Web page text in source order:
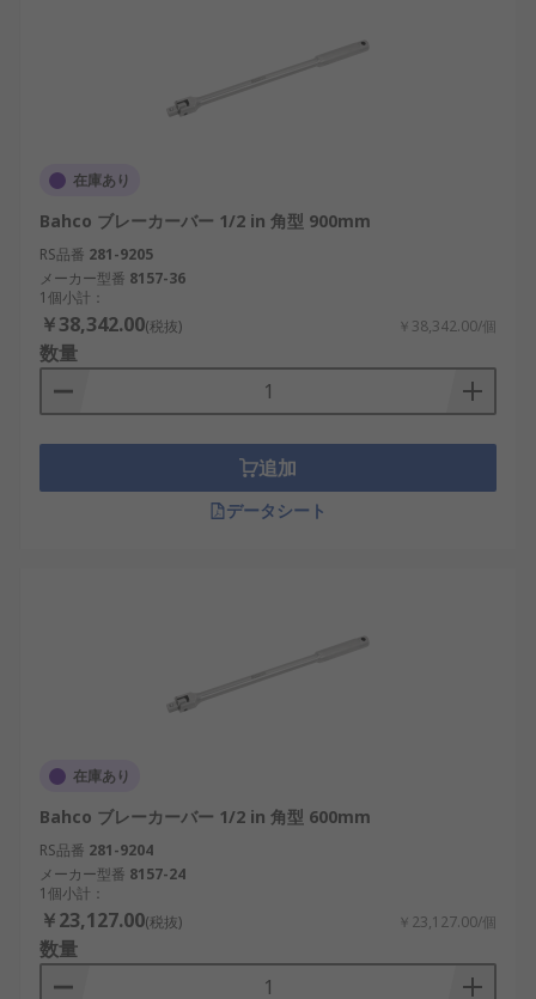
在庫あり
Bahco ブレーカーバー 1/2 in 角型 900mm
RS品番 281-9205
メーカー型番 8157-36
1個小計：
￥38,342.00(税抜) ￥38,342.00/個
数量
追加
データシート
在庫あり
Bahco ブレーカーバー 1/2 in 角型 600mm
RS品番 281-9204
メーカー型番 8157-24
1個小計：
￥23,127.00(税抜) ￥23,127.00/個
数量